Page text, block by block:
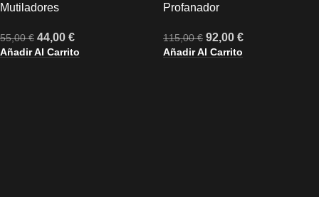
Mutiladores
55,00€ 44,00 €
Añadir Al Carrito
Profanador
115,00€ 92,00 €
Añadir Al Carrito